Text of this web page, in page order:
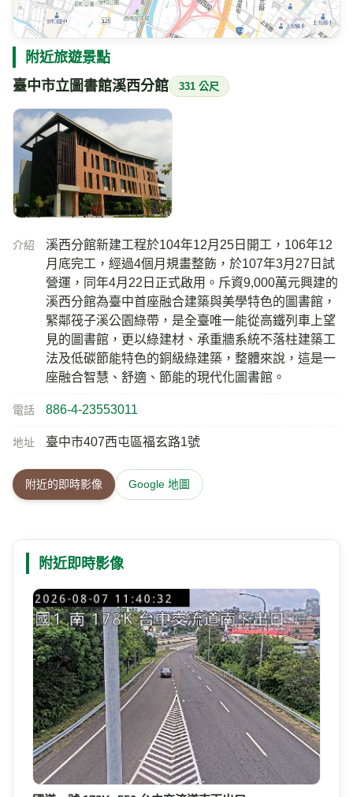
附近旅遊景點
臺中市立圖書館溪西分館 331 公尺
介紹
溪西分館新建工程於104年12月25日開工，106年12
月底完工，經過4個月規畫整飭，於107年3月27日試
營運，同年4月22日正式啟用。斥資9,000萬元興建的
溪西分館為臺中首座融合建築與美學特色的圖書館，
緊鄰筏子溪公園綠帶，是全臺唯一能從高鐵列車上望
見的圖書館，更以綠建材、承重牆系統不落柱建築工
法及低碳節能特色的銅級綠建築，整體來說，這是一
座融合智慧、舒適、節能的現代化圖書館。
電話 886-4-23553011
地址 臺中市407西屯區福玄路1號
附近的即時影像 Google 地圖
附近即時影像